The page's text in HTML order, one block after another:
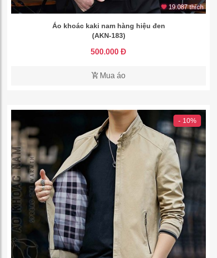
19.087 thích
Áo khoác kaki nam hàng hiệu đen
(AKN-183)
500.000 Đ
Mua áo
- 10%